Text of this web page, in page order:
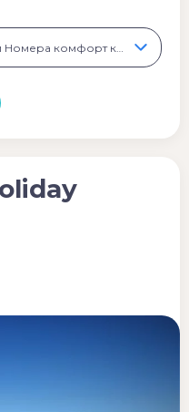
07.08.2026 - 16.08.2026, 10 дней Номера комфорт класса, 25 990 ₽